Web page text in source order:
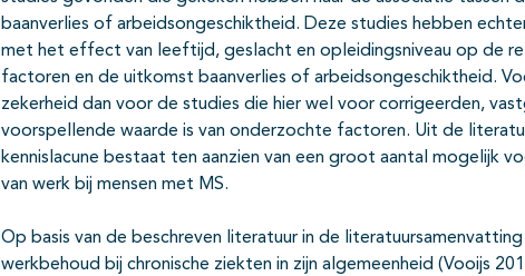
baanverlies of arbeidsongeschiktheid. Deze studies hebben
met het effect van leeftijd, geslacht en opleidingsniveau op de
factoren en de uitkomst baanverlies of arbeidsongeschiktheid.
zekerheid dan voor de studies die hier wel voor corrigeerden,
voorspellende waarde is van onderzochte factoren. Uit de
kennislacune bestaat ten aanzien van een groot aantal mogelijk
van werk bij mensen met MS.
Op basis van de beschreven literatuur in de
werkbehoud bij chronische ziekten in zijn algemeenheid (Vooijs